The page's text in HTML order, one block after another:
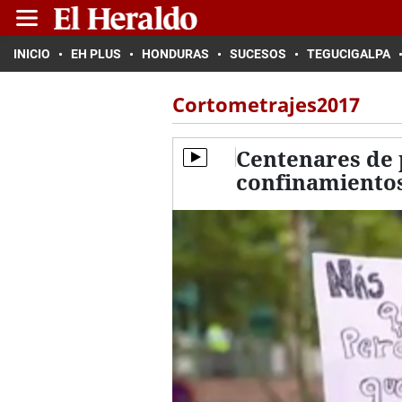
INICIO EH PLUS HONDURAS SUCESOS TEGUCIGALPA
Cortometrajes2017
Centenares